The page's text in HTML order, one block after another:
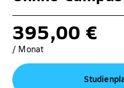
395,00 €
/ Monat